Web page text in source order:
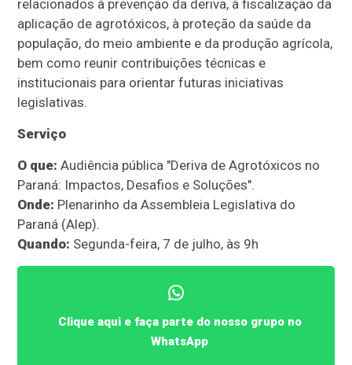
relacionados à prevenção da deriva, à fiscalização da
aplicação de agrotóxicos, à proteção da saúde da
população, do meio ambiente e da produção agrícola,
bem como reunir contribuições técnicas e
institucionais para orientar futuras iniciativas
legislativas.
Serviço
O que: Audiência pública "Deriva de Agrotóxicos no
Paraná: Impactos, Desafios e Soluções".
Onde: Plenarinho da Assembleia Legislativa do
Paraná (Alep).
Quando: Segunda-feira, 7 de julho, às 9h
Clique aqui e faça parte do nosso grupo no
WhatsApp